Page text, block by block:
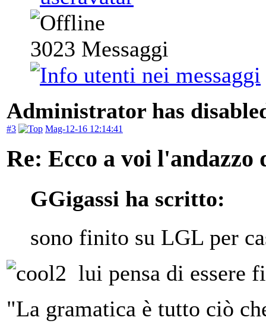
3023 Messaggi
Administrator has
#3 Mag-12-16 12:14:41
Re: Ecco a voi l'andazzo
GGigassi ha scritto:
sono finito su LGL per
lui pensa di essere
"La gramatica è tutto ciò